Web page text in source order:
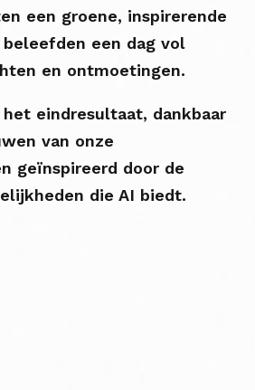
een groene, inspirerende
een dag vol
en ontmoetingen.
eindresultaat, dankbaar
van onze
geïnspireerd door de
die AI biedt.